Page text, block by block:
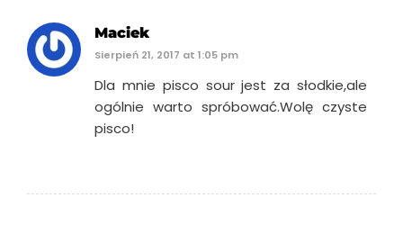
Maciek
Sierpień 21, 2017 at 1:05 pm
Dla mnie pisco sour jest za słodkie,ale
ogólnie warto spróbować.Wolę czyste
pisco!